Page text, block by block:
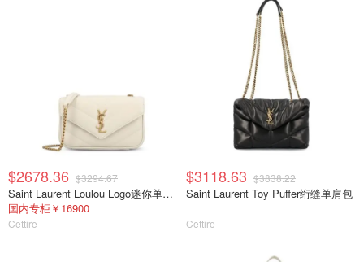
$2678.36 $3294.67
Saint Laurent Loulou Logo迷你单肩包
国内专柜￥16900
Cettire
$3118.63 $3838.22
Saint Laurent Toy Puffer绗缝单肩包
Cettire